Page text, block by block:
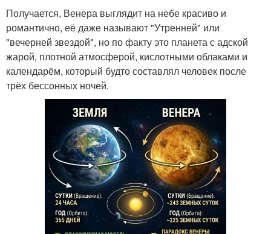
Получается, Венера выглядит на небе красиво и
романтично, её даже называют "Утренней" или
"вечерней звездой", но по факту это планета с адской
жарой, плотной атмосферой, кислотными облаками и
календарём, который будто составлял человек после
трёх бессонных ночей.